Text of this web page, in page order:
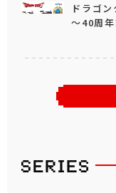
ドラゴ
～40周